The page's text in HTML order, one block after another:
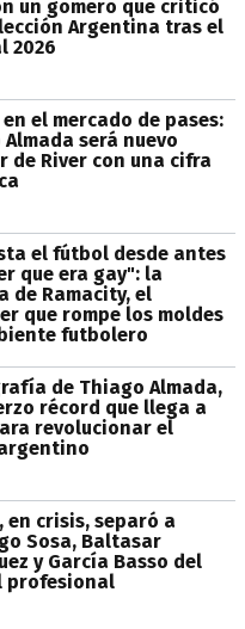
un gomero que criticó
Argentina tras el
2026
en el mercado de pases:
será nuevo
de River con una cifra
el fútbol desde antes
que era gay": la
de Ramacity, el
que rompe los moldes
futbolero
de Thiago Almada,
récord que llega a
revolucionar el
en crisis, separó a
Sosa, Baltasar
y García Basso del
profesional